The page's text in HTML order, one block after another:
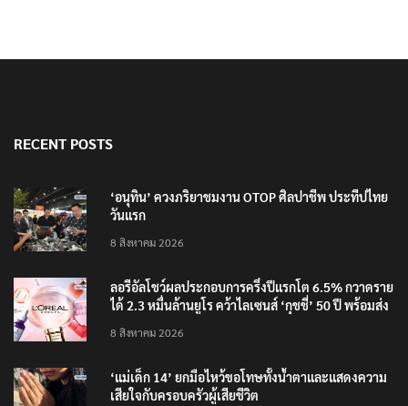
RECENT POSTS
‘อนุทิน’ ควงภริยาชมงาน OTOP ศิลปาชีพ ประทีปไทย
วันแรก
8 สิงหาคม 2026
ลอรีอัลโชว์ผลประกอบการครึ่งปีแรกโต 6.5% กวาดราย
ได้ 2.3 หมื่นล้านยูโร คว้าไลเซนส์ ‘กุชชี่’ 50 ปี พร้อมส่ง
8 สิงหาคม 2026
‘แม่เด็ก 14’ ยกมือไหว้ขอโทษทั้งน้ำตาและแสดงความ
เสียใจกับครอบครัวผู้เสียชีวิต